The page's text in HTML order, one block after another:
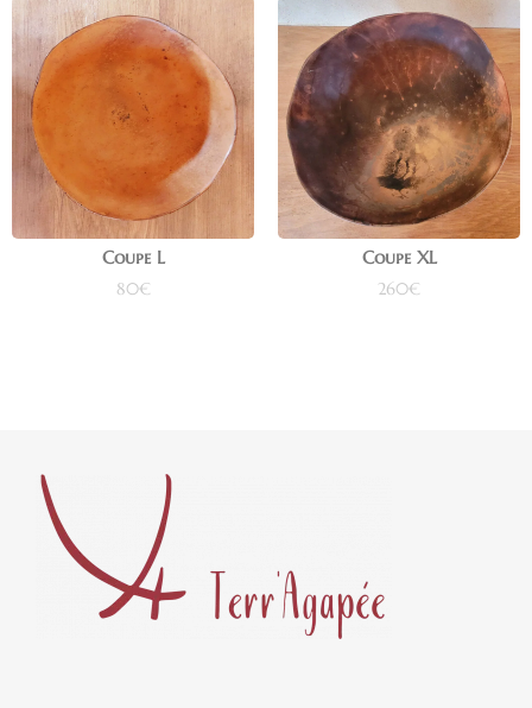
Coupe L
80€
Coupe XL
260€